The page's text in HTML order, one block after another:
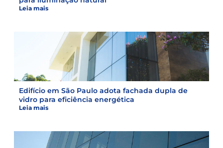
Leia mais
Edifício em São Paulo adota fachada dupla de
vidro para eficiência energética
Leia mais